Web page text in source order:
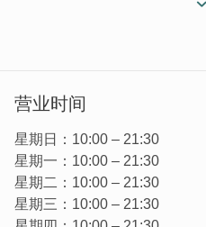
座落於元朝开基至今有六百
营业时间
星期日：10:00 – 21:30
星期一：10:00 – 21:30
星期二：10:00 – 21:30
星期三：10:00 – 21:30